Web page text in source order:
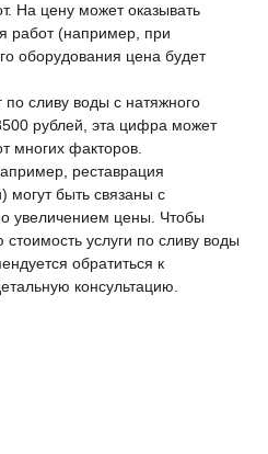
На цену может оказывать
работ (например, при
оборудования цена будет
по сливу воды с натяжного
рублей, эта цифра может
многих факторов.
реставрация
могут быть связаны с
увеличением цены. Чтобы
услуги по сливу воды
обратиться к
консультацию.